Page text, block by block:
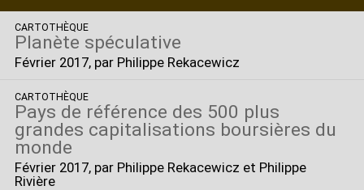
CARTOTHÈQUE
Planète spéculative
Février 2017, par Philippe Rekacewicz
CARTOTHÈQUE
Pays de référence des 500 plus
grandes capitalisations boursières du
monde
Février 2017, par Philippe Rekacewicz et Philippe
Rivière